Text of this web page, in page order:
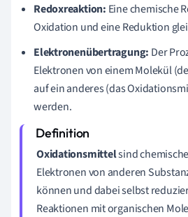
Redoxreaktion: Eine chemische
Oxidation und eine Reduktion
Elektronenübertragung: Der
Elektronen von einem Molekül
auf ein anderes (das
werden.
Oxidationsmittelsind
Elektronen von anderen
können und dabei selbst
Reaktionen mit organischen